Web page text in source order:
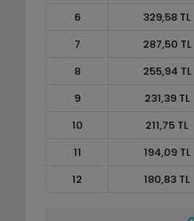
6
329,58 TL
7
287,50 TL
8
255,94 TL
9
231,39 TL
10
211,75 TL
11
194,09 TL
12
180,83 TL